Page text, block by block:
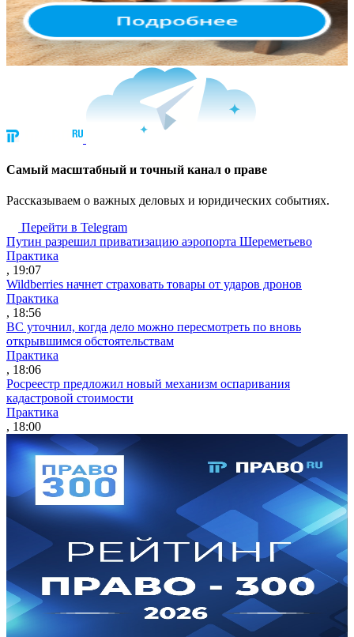
Cамый масштабный и точный канал о праве
Рассказываем о важных деловых и юридических событиях.
Перейти в Telegram
Путин разрешил приватизацию аэропорта Шереметьево
Практика
, 19:07
Wildberries начнет страховать товары от ударов дронов
Практика
, 18:56
ВС уточнил, когда дело можно пересмотреть по вновь
открывшимся обстоятельствам
Практика
, 18:06
Росреестр предложил новый механизм оспаривания
кадастровой стоимости
Практика
, 18:00